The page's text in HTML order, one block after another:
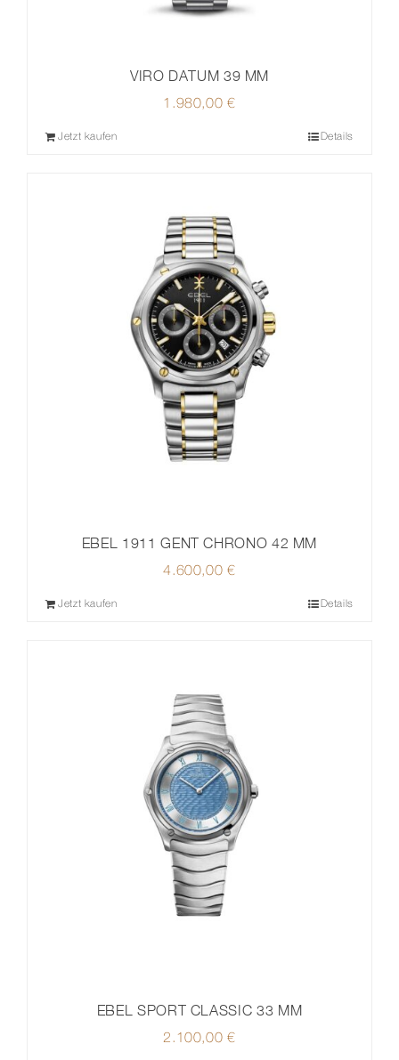
VIRO DATUM 39 MM
1.980,00€
Jetzt kaufen Details
EBEL 1911 GENT CHRONO 42 MM
4.600,00€
Jetzt kaufen Details
EBEL SPORT CLASSIC 33 MM
2.100,00€